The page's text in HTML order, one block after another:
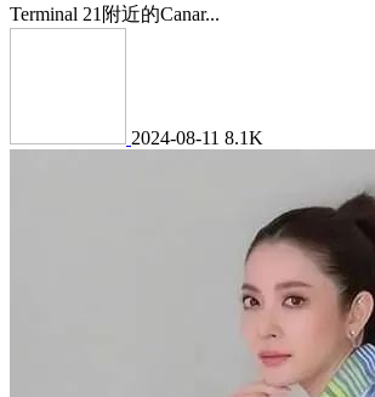
Terminal 21附近的Canar...
2024-08-11 8.1K